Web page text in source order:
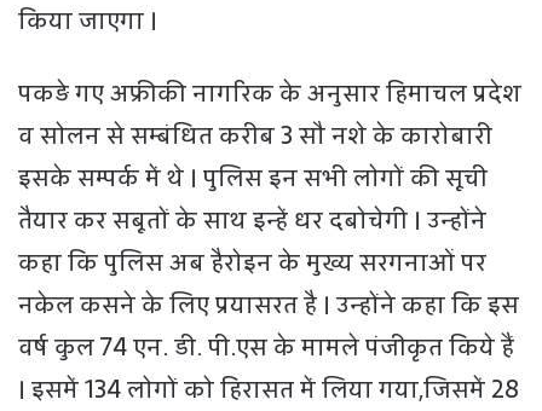
किया जाएगा ।
पकड़े गए अफ्रीकी नागरिक के अनुसार हिमाचल प्रदेश
व सोलन से सम्बंधित करीब 3 सौ नशे के कारोबारी
इसके सम्पर्क में थे । पुलिस इन सभी लोगों की सूची
तैयार कर सबूतों के साथ इन्हें धर दबोचेगी । उन्होंने
कहा कि पुलिस अब हैरोइन के मुख्य सरगनाओं पर
नकेल कसने के लिए प्रयासरत है । उन्होंने कहा कि इस
वर्ष कुल 74 एन. डी. पी.एस के मामले पंजीकृत किये हैं
। इसमें 134 लोगों को हिरासत में लिया गया,जिसमें 28